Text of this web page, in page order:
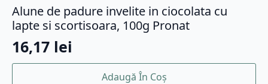
Alune de padure invelite in ciocolata cu
lapte si scortisoara, 100g Pronat
16,17 lei
Adaugă În Coș